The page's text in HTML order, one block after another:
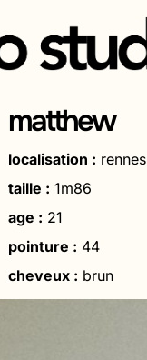
matthew
localisation : rennes
taille : 1m86
age : 21
pointure : 44
cheveux : brun